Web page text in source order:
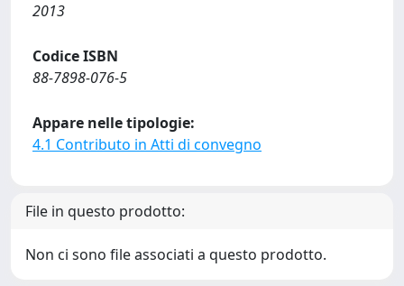
2013
Codice ISBN
88-7898-076-5
Appare nelle tipologie:
4.1 Contributo in Atti di convegno
File in questo prodotto:
Non ci sono file associati a questo prodotto.